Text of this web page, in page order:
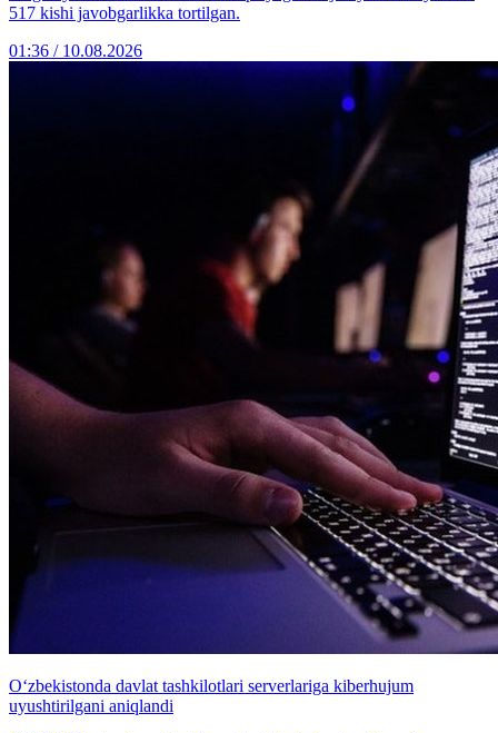
517 kishi javobgarlikka tortilgan.
01:36 / 10.08.2026
O‘zbekistonda davlat tashkilotlari serverlariga kiberhujum
uyushtirilgani aniqlandi